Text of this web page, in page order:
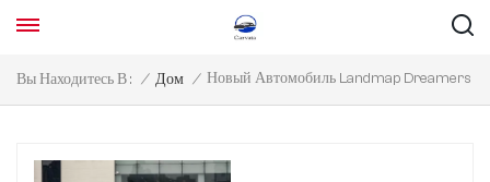
Вы Находитесь В : / Дом / Новый Автомобиль Landmap Dreamers